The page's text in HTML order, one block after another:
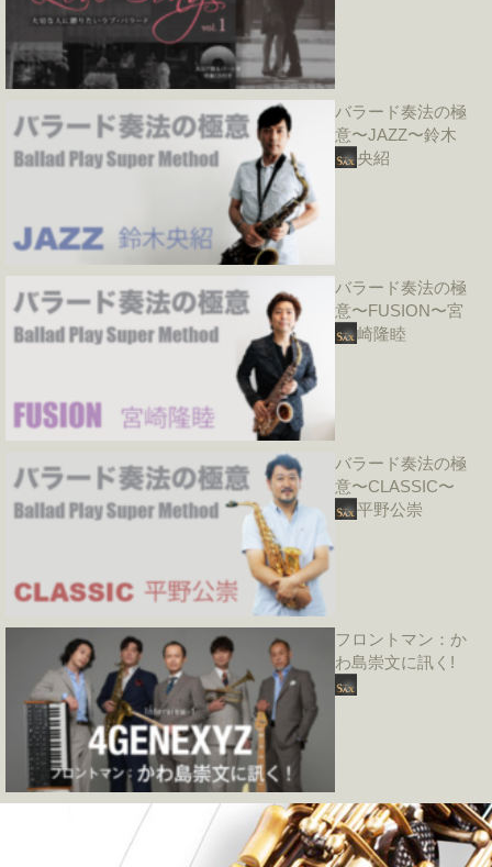
バラード奏法の極
意〜JAZZ〜鈴木
央紹
バラード奏法の極
意〜FUSION〜宮
崎隆睦
バラード奏法の極
意〜CLASSIC〜
平野公崇
フロントマン：か
わ島崇文に訊く!